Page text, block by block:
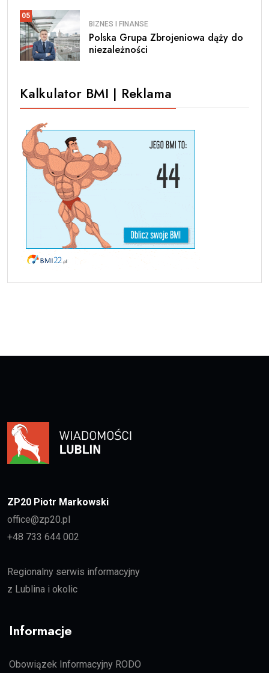
05
BIZNES I FINANSE
Polska Grupa Zbrojeniowa dąży do
niezależności
Kalkulator BMI | Reklama
ZP20 Piotr Markowski
office@zp20.pl
+48 733 644 002
Regionalny serwis informacyjny
z Lublina i okolic
Informacje
Obowiązek Informacyjny RODO